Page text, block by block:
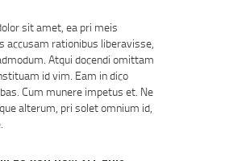
sit amet, ea pri meis
accusam rationibus liberavisse,
Atqui docendi omittam
id vim. Eam in dico
Cum munere impetus et. Ne
alterum, pri solet omnium id,